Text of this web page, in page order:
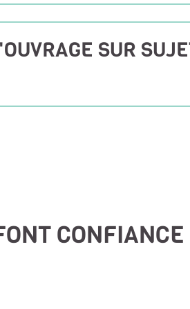
SUR
CONFIANCE